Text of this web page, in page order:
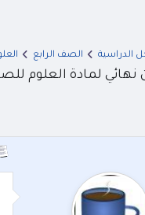
الدراسية الصف الرابع
لمادة العلوم للصف